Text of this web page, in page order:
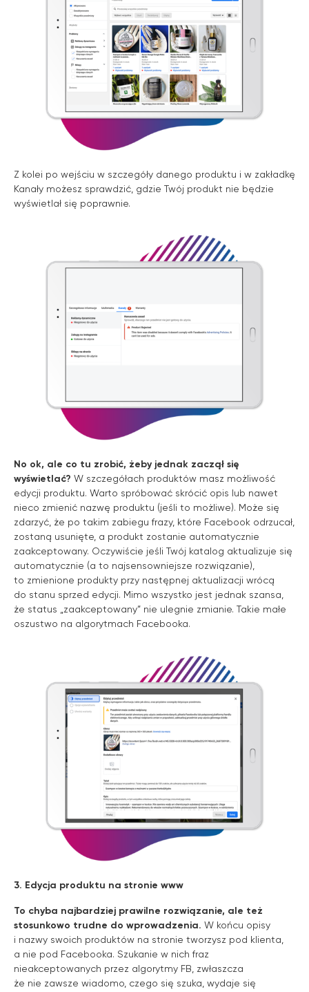
Z kolei po wejściu w szczegóły danego produktu i w zakładkę
Kanały możesz sprawdzić, gdzie Twój produkt nie będzie
wyświetlał się poprawnie.
No ok, ale co tu zrobić, żeby jednak zaczął się
wyświetlać? W szczegółach produktów masz możliwość
edycji produktu. Warto spróbować skrócić opis lub nawet
nieco zmienić nazwę produktu (jeśli to możliwe). Może się
zdarzyć, że po takim zabiegu frazy, które Facebook odrzucał,
zostaną usunięte, a produkt zostanie automatycznie
zaakceptowany. Oczywiście jeśli Twój katalog aktualizuje się
automatycznie (a to najsensowniejsze rozwiązanie),
to zmienione produkty przy następnej aktualizacji wrócą
do stanu sprzed edycji. Mimo wszystko jest jednak szansa,
że status „zaakceptowany” nie ulegnie zmianie. Takie małe
oszustwo na algorytmach Facebooka.
3. Edycja produktu na stronie www
To chyba najbardziej prawilne rozwiązanie, ale też
stosunkowo trudne do wprowadzenia. W końcu opisy
i nazwy swoich produktów na stronie tworzysz pod klienta,
a nie pod Facebooka. Szukanie w nich fraz
nieakceptowanych przez algorytmy FB, zwłaszcza
że nie zawsze wiadomo, czego się szuka, wydaje się